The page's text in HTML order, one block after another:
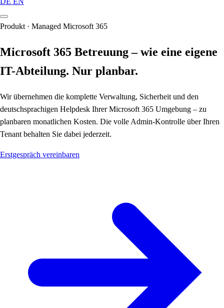
Produkt · Managed Microsoft 365
Microsoft 365 Betreuung – wie eine eigene
IT-Abteilung. Nur planbar.
Wir übernehmen die komplette Verwaltung, Sicherheit und den
deutschsprachigen Helpdesk Ihrer Microsoft 365 Umgebung – zu
planbaren monatlichen Kosten. Die volle Admin-Kontrolle über Ihren
Tenant behalten Sie dabei jederzeit.
Erstgespräch vereinbaren